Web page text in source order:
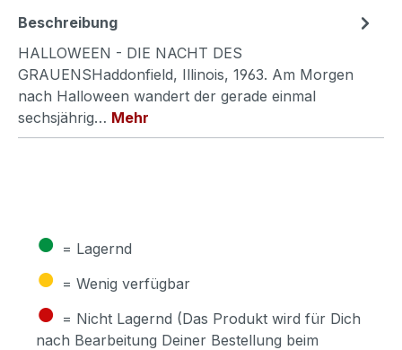
Beschreibung
HALLOWEEN - DIE NACHT DES
GRAUENSHaddonfield, Illinois, 1963. Am Morgen
nach Halloween wandert der gerade einmal
sechsjährig… Mehr
● = Lagernd
● = Wenig verfügbar
● = Nicht Lagernd (Das Produkt wird für Dich
nach Bearbeitung Deiner Bestellung beim